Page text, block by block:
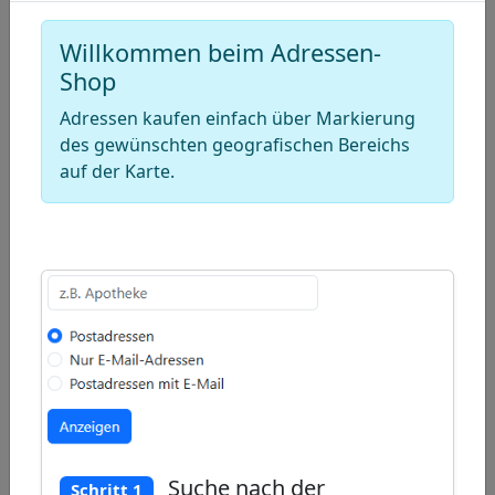
a
Draw
rectangle
Edit
layers
Delete
layers
Willkommen beim Adressen-
Shop
Adressen kaufen einfach über Markierung
des gewünschten geografischen Bereichs
auf der Karte.
Schritt 1 Suche nach der